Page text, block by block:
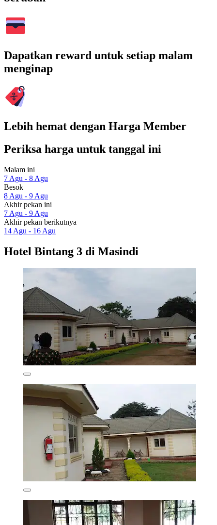
Dapatkan reward untuk setiap malam
menginap
Lebih hemat dengan Harga Member
Periksa harga untuk tanggal ini
Malam ini
7 Agu - 8 Agu
Besok
8 Agu - 9 Agu
Akhir pekan ini
7 Agu - 9 Agu
Akhir pekan berikutnya
14 Agu - 16 Agu
Hotel Bintang 3 di Masindi